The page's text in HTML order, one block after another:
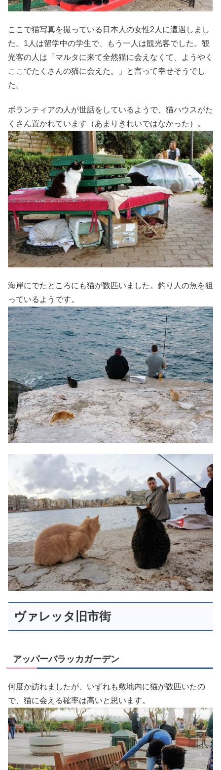
ここで猫写真を撮っている日本人の女性2人に遭遇しまし
た。1人は留学中の学生で、もう一人は観光客でした。観
光客の人は「マルタに来て全然猫に会えなくて、ようやく
ここでたくさんの猫に会えた。」と言って幸せそうでし
た。
ボランティアの人が世話をしているようで、猫ハウスがた
くさん置かれています（あまりきれいではなかった）。
海岸にでたところにも猫が数匹いました。釣り人の魚を狙
っているようです。
ヴァレッタ旧市街
アッパーバラッカガーデン
何度か訪れましたが、いずれも敷地内に猫が数匹いたの
で、猫に会える確率は高いと思います。